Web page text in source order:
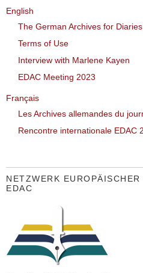
English
The German Archives for Diaries
Terms of Use
Interview with Marlene Kayen
EDAC Meeting 2023
Français
Les Archives allemandes du
Rencontre internationale EDAC
NETZWERK
EDAC